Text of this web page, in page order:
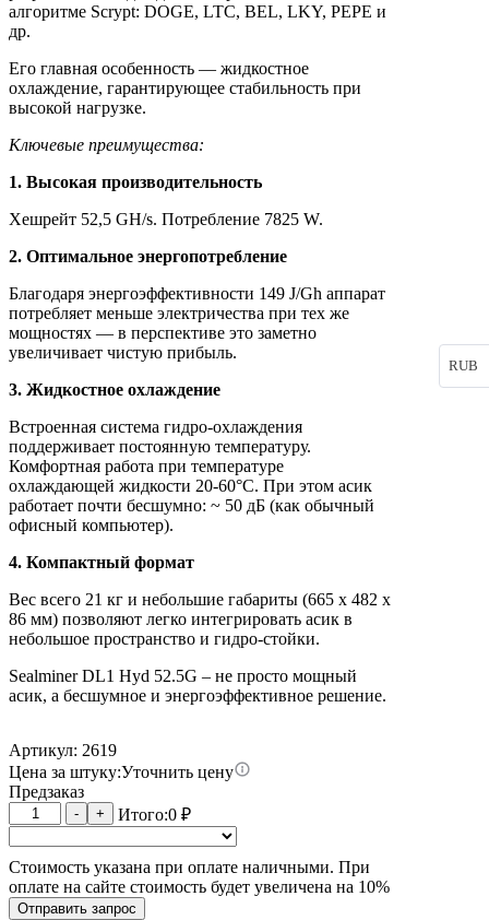
алгоритме Scrypt: DOGE, LTC, BEL, LKY, PEPE и
др.
Его главная особенность — жидкостное
охлаждение, гарантирующее стабильность при
высокой нагрузке.
Ключевые преимущества:
1. Высокая производительность
Хешрейт 52,5 GH/s. Потребление 7825 W.
2. Оптимальное энергопотребление
Благодаря энергоэффективности 149 J/Gh аппарат
потребляет меньше электричества при тех же
мощностях — в перспективе это заметно
увеличивает чистую прибыль.
3. Жидкостное охлаждение
Встроенная система гидро-охлаждения
поддерживает постоянную температуру.
Комфортная работа при температуре
охлаждающей жидкости 20-60°C. При этом асик
работает почти бесшумно: ~ 50 дБ (как обычный
офисный компьютер).
4. Компактный формат
Вес всего 21 кг и небольшие габариты (665 х 482 х
86 мм) позволяют легко интегрировать асик в
небольшое пространство и гидро-стойки.
Sealminer DL1 Hyd 52.5G – не просто мощный
асик, а бесшумное и энергоэффективное решение.
Артикул: 2619
Цена за штуку:Уточнить цену
Предзаказ
Количество
товара
SEALMINER
DL1
Hyd
52.5G
- + Итого:0₽
Стоимость указана при оплате наличными. При
оплате на сайте стоимость будет увеличена на 10%
Отправить запрос
RUB